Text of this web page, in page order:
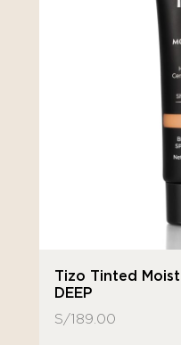
Tizo Tinted
DEEP
S/189.00